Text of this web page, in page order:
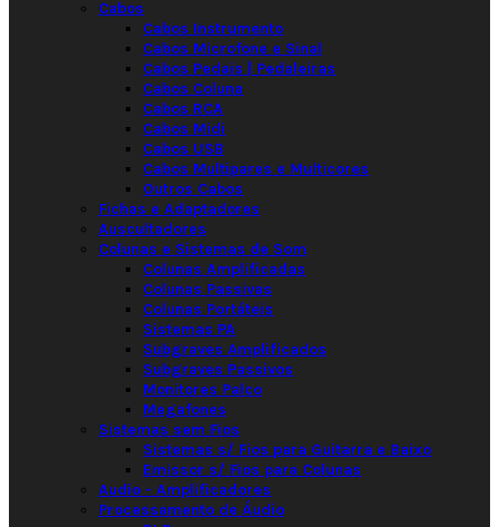
Cabos
Cabos Instrumento
Cabos Microfone e Sinal
Cabos Pedais | Pedaleiras
Cabos Coluna
Cabos RCA
Cabos Midi
Cabos USB
Cabos Multipares e Multicores
Outros Cabos
Fichas e Adaptadores
Auscultadores
Colunas e Sistemas de Som
Colunas Amplificadas
Colunas Passivas
Colunas Portáteis
Sistemas PA
Subgraves Amplificados
Subgraves Passivos
Monitores Palco
Megafones
Sistemas sem Fios
Sistemas s/ Fios para Guitarra e Baixo
Emissor s/ Fios para Colunas
Audio - Amplificadores
Processamento de Áudio